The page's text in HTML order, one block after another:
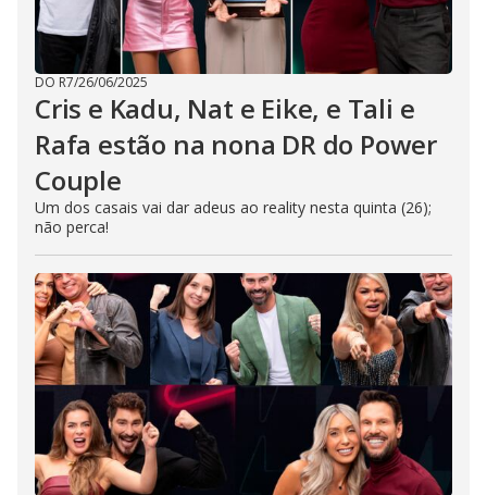
DO R7/26/06/2025
Cris e Kadu, Nat e Eike, e Tali e
Rafa estão na nona DR do Power
Couple
Um dos casais vai dar adeus ao reality nesta quinta (26);
não perca!